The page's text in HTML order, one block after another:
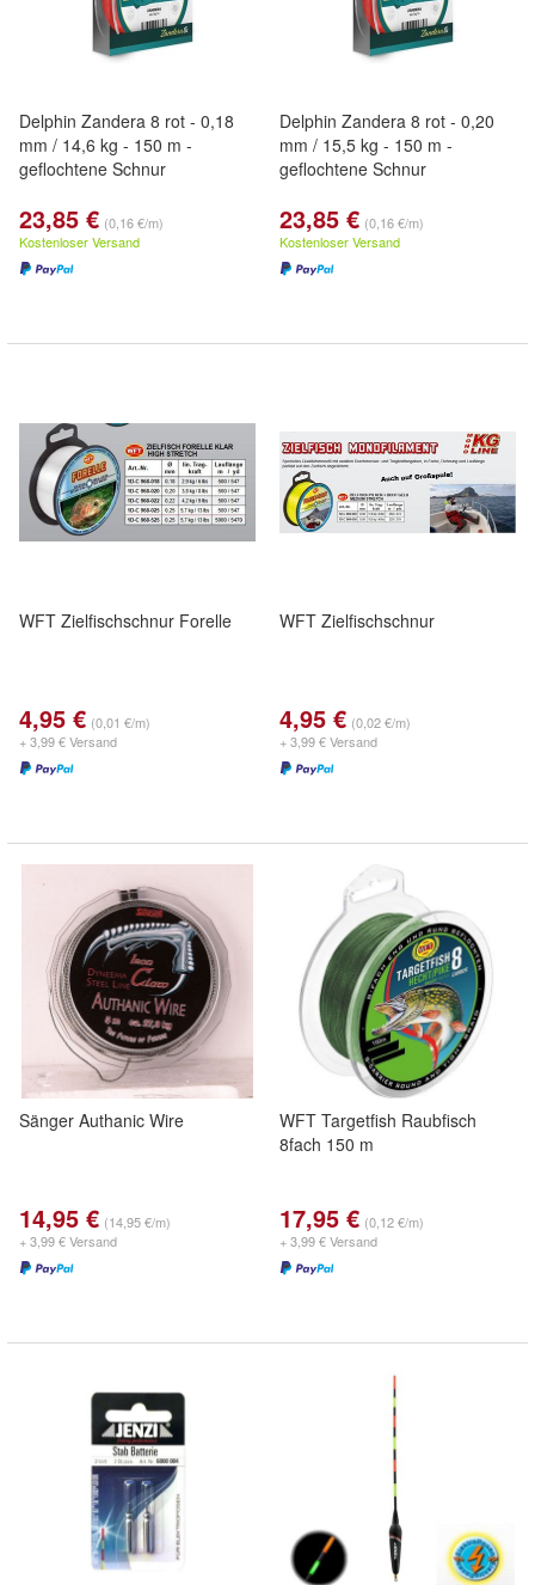
Delphin Zandera 8 rot - 0,18
mm / 14,6 kg - 150 m -
geflochtene Schnur
23,85 € (0,16 €/m)
Kostenloser Versand
Delphin Zandera 8 rot - 0,20
mm / 15,5 kg - 150 m -
geflochtene Schnur
23,85 € (0,16 €/m)
Kostenloser Versand
WFT Zielfischschnur Forelle
4,95 € (0,01 €/m)
+ 3,99 € Versand
WFT Zielfischschnur
4,95 € (0,02 €/m)
+ 3,99 € Versand
Sänger Authanic Wire
14,95 € (14,95 €/m)
+ 3,99 € Versand
WFT Targetfish Raubfisch
8fach 150 m
17,95 € (0,12 €/m)
+ 3,99 € Versand